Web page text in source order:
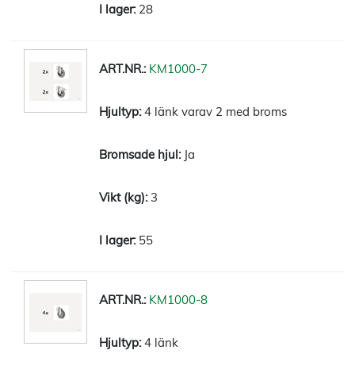
28
KM1000-7
4 länk varav 2 med broms
Ja
3
55
KM1000-8
4 länk